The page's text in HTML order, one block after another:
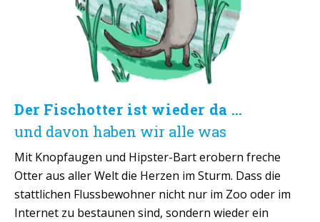
Der Fischotter ist wieder da …
und davon haben wir alle was
Mit Knopfaugen und Hipster-Bart erobern freche
Otter aus aller Welt die Herzen im Sturm. Dass die
stattlichen Flussbewohner nicht nur im Zoo oder im
Internet zu bestaunen sind, sondern wieder ein